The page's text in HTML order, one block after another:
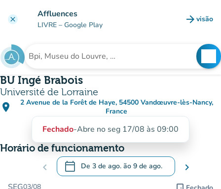
clear Affluences
LIVRE – Google Play arrow_forward visão
(novo
Procura uma instituição
BU Ingé Brabois
Université de Lorraine
place
2 Avenue de la Forêt de Haye, 54500 Vandœuvre-lès-Nancy,
France
(abrir no Google Maps)
(novo separador)
Fechado-Abre no seg 17/08 às 09:00
Horário de funcionamento
chevron_left calendar_today De 3 de ago. ão 9 de ago.
.Abra o calendário para alterar as datas
chevron_right
03/08